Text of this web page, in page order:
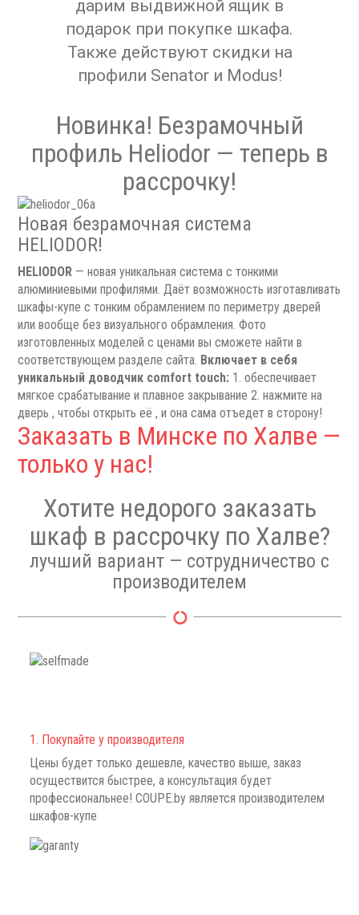
дарим выдвижной ящик в
подарок при покупке шкафа.
Также действуют скидки на
профили Senator и Modus!
Новинка! Безрамочный
профиль Heliodor — теперь в
рассрочку!
Новая безрамочная система
HELIODOR!
HELIODOR — новая уникальная система с тонкими
алюминиевыми профилями. Даёт возможность изготавливать
шкафы-купе с тонким обрамлением по периметру дверей
или вообще без визуального обрамления. Фото
изготовленных моделей с ценами вы сможете найти в
соответствующем разделе сайта. Включает в себя
уникальный доводчик comfort touch: 1. обеспечивает
мягкое срабатывание и плавное закрывание 2. нажмите на
дверь , чтобы открыть её , и она сама отъедет в сторону!
Заказать в Минске по Халве —
только у нас!
Хотите недорого заказать
шкаф в рассрочку по Халве?
лучший вариант — сотрудничество с
производителем
1. Покупайте у производителя
Цены будет только дешевле, качество выше, заказ
осуществится быстрее, а консультация будет
профессиональнее!COUPE.by является производителем
шкафов-купе